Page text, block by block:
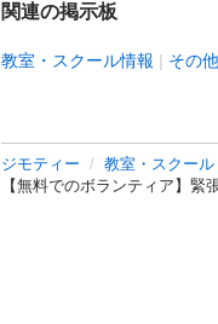
関連の掲示板
教室・スクール情報 その他
ジモティー 教室・スクール
【無料でのボランティア】